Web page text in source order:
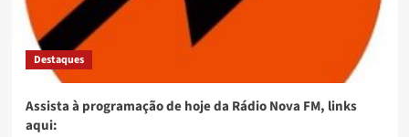
Destaques
Assista à programação de hoje da Rádio Nova FM, links
aqui: